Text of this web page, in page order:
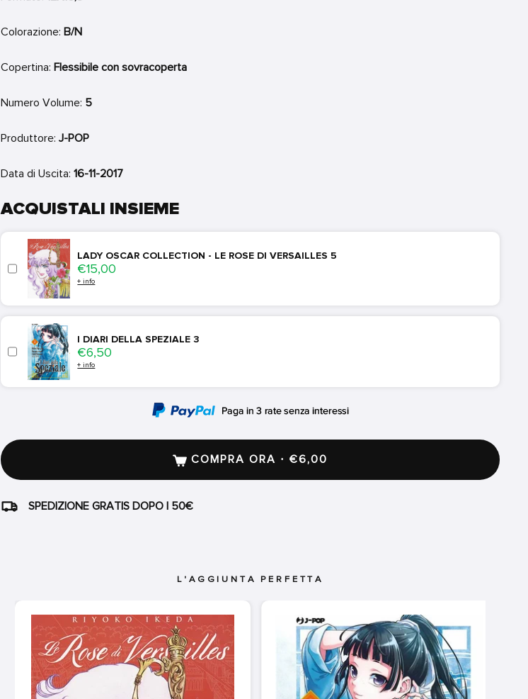
Colorazione: B/N
Copertina: Flessibile con sovracoperta
Numero Volume: 5
Produttore:J-POP
Data di Uscita:16-11-2017
ACQUISTALI INSIEME
LADY OSCAR COLLECTION - LE ROSE DI VERSAILLES 5
Price
€15,00
+ info
I DIARI DELLA SPEZIALE 3
Price
€6,50
+ info
COMPRA ORA · €6,00
SPEDIZIONE GRATIS DOPO I 50€
L'AGGIUNTA PERFETTA